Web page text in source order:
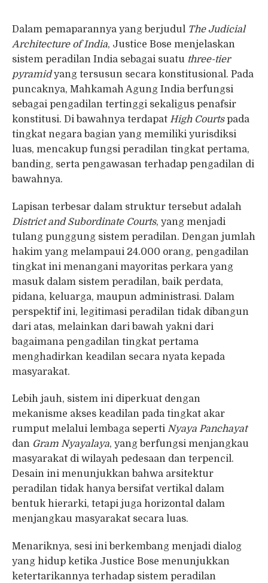
Dalam pemaparannya yang berjudul The Judicial
Architecture of India, Justice Bose menjelaskan
sistem peradilan India sebagai suatu three-tier
pyramidyang tersusun secara konstitusional. Pada
puncaknya, Mahkamah Agung India berfungsi
sebagai pengadilan tertinggi sekaligus penafsir
konstitusi. Di bawahnya terdapat High Courtspada
tingkat negara bagian yang memiliki yurisdiksi
luas, mencakup fungsi peradilan tingkat pertama,
banding, serta pengawasan terhadap pengadilan di
bawahnya.
Lapisan terbesar dalam struktur tersebut adalah
District and Subordinate Courts, yang menjadi
tulang punggung sistem peradilan. Dengan jumlah
hakim yang melampaui 24.000 orang, pengadilan
tingkat ini menangani mayoritas perkara yang
masuk dalam sistem peradilan, baik perdata,
pidana, keluarga, maupun administrasi. Dalam
perspektif ini, legitimasi peradilan tidak dibangun
dari atas, melainkan dari bawah yakni dari
bagaimana pengadilan tingkat pertama
menghadirkan keadilan secara nyata kepada
masyarakat.
Lebih jauh, sistem ini diperkuat dengan
mekanisme akses keadilan pada tingkat akar
rumput melalui lembaga seperti Nyaya Panchayat
dan Gram Nyayalaya, yang berfungsi menjangkau
masyarakat di wilayah pedesaan dan terpencil.
Desain ini menunjukkan bahwa arsitektur
peradilan tidak hanya bersifat vertikal dalam
bentuk hierarki, tetapi juga horizontal dalam
menjangkau masyarakat secara luas.
Menariknya, sesi ini berkembang menjadi dialog
yang hidup ketika Justice Bose menunjukkan
ketertarikannya terhadap sistem peradilan